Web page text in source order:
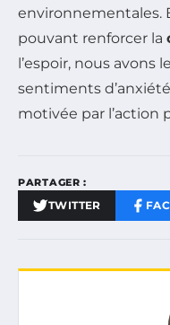
environnementales.
pouvant renforcer la
l’espoir, nous avons
sentiments
motivée par l’action
PARTAGER :
TWITTER